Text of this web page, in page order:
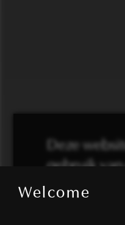
Welcome
Deze
gebruik van
We gebruiken